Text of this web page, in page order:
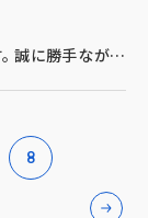
誠に勝手ながら
8